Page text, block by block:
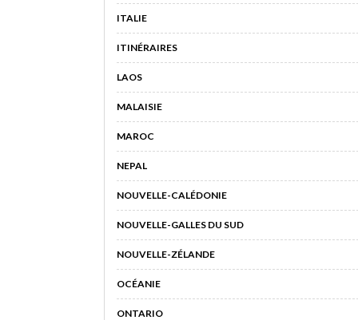
ITALIE
ITINÉRAIRES
LAOS
MALAISIE
MAROC
NEPAL
NOUVELLE-CALÉDONIE
NOUVELLE-GALLES DU SUD
NOUVELLE-ZÉLANDE
OCÉANIE
ONTARIO